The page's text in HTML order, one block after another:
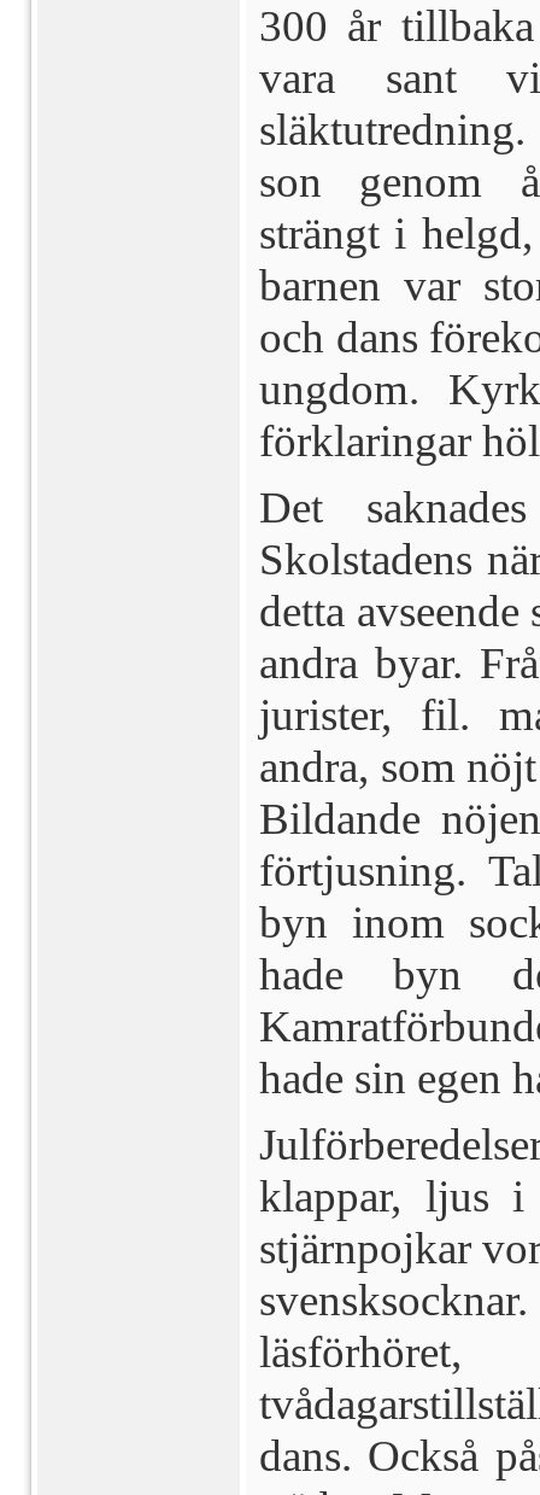
300 år
vara sant
son genom
strängt i
barnen var
och dans
ungdom.
förklaringar
Det
Skolstadens
detta
andra byar.
jurister, fil.
andra, som
Bildande
förtjusning.
byn inom
hade byn
hade sin egen
klappar, ljus i
stjärnpojkar
dans. Också